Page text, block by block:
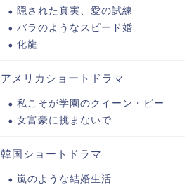
隠された真実、愛の試練
バラのようなスピード婚
化龍
アメリカショートドラマ
私こそが学園のクイーン・ビー
女富豪に挑まないで
韓国ショートドラマ
嵐のような結婚生活